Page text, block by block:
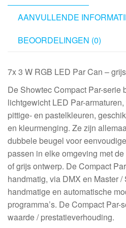
AANVULLENDE
BEOORDELINGEN (0)
7x 3 W RGB LED Par Can – grijs
De Showtec Compact Par-serie
lichtgewicht LED Par-
pittige- en pastelkleuren,
en kleurmenging. Ze zijn
dubbele beugel voor
passen in elke omgeving met
of grijs ontwerp. De Compact
handmatig, via DMX en Master
handmatige en automatische
programma’s. De Compact
waarde / prestatieverhouding.